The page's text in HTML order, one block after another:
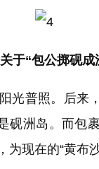
于“包公掷砚成
普照。后来
砚洲岛。而包
现在的“黄布沙